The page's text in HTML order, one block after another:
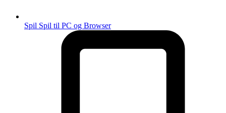
Spil Spil til PC og Browser